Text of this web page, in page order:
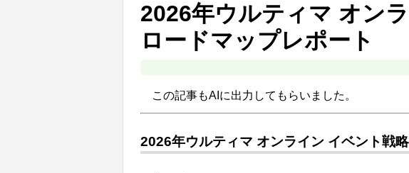
2026年ウルティマ オン
ロードマップレポート
この記事もAIに出力してもらいました。
2026年ウルティマ オンライン イベント戦